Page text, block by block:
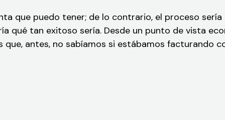
que puedo tener; de lo contrario, el proceso
qué tan exitoso sería. Desde un punto de vista
que, antes, no sabíamos si estábamos facturando